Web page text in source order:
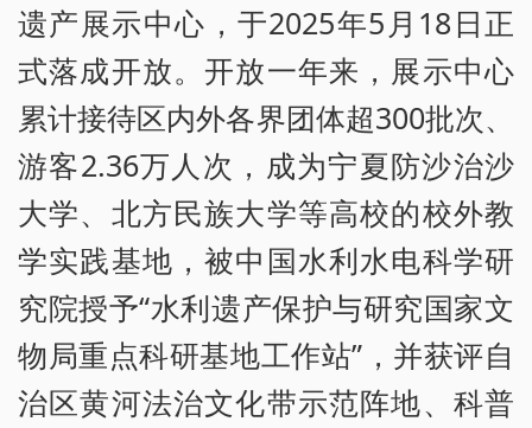
遗产展示中心，于2025年5月18日正
式落成开放。开放一年来，展示中心
累计接待区内外各界团体超300批次、
游客2.36万人次，成为宁夏防沙治沙
大学、北方民族大学等高校的校外教
学实践基地，被中国水利水电科学研
究院授予“水利遗产保护与研究国家文
物局重点科研基地工作站”，并获评自
治区黄河法治文化带示范阵地、科普